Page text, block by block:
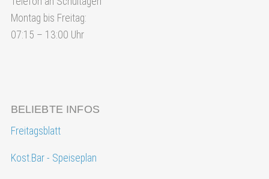
Montag bis Freitag:
07:15 – 13:00 Uhr
BELIEBTE INFOS
Freitagsblatt
Kost.Bar - Speiseplan